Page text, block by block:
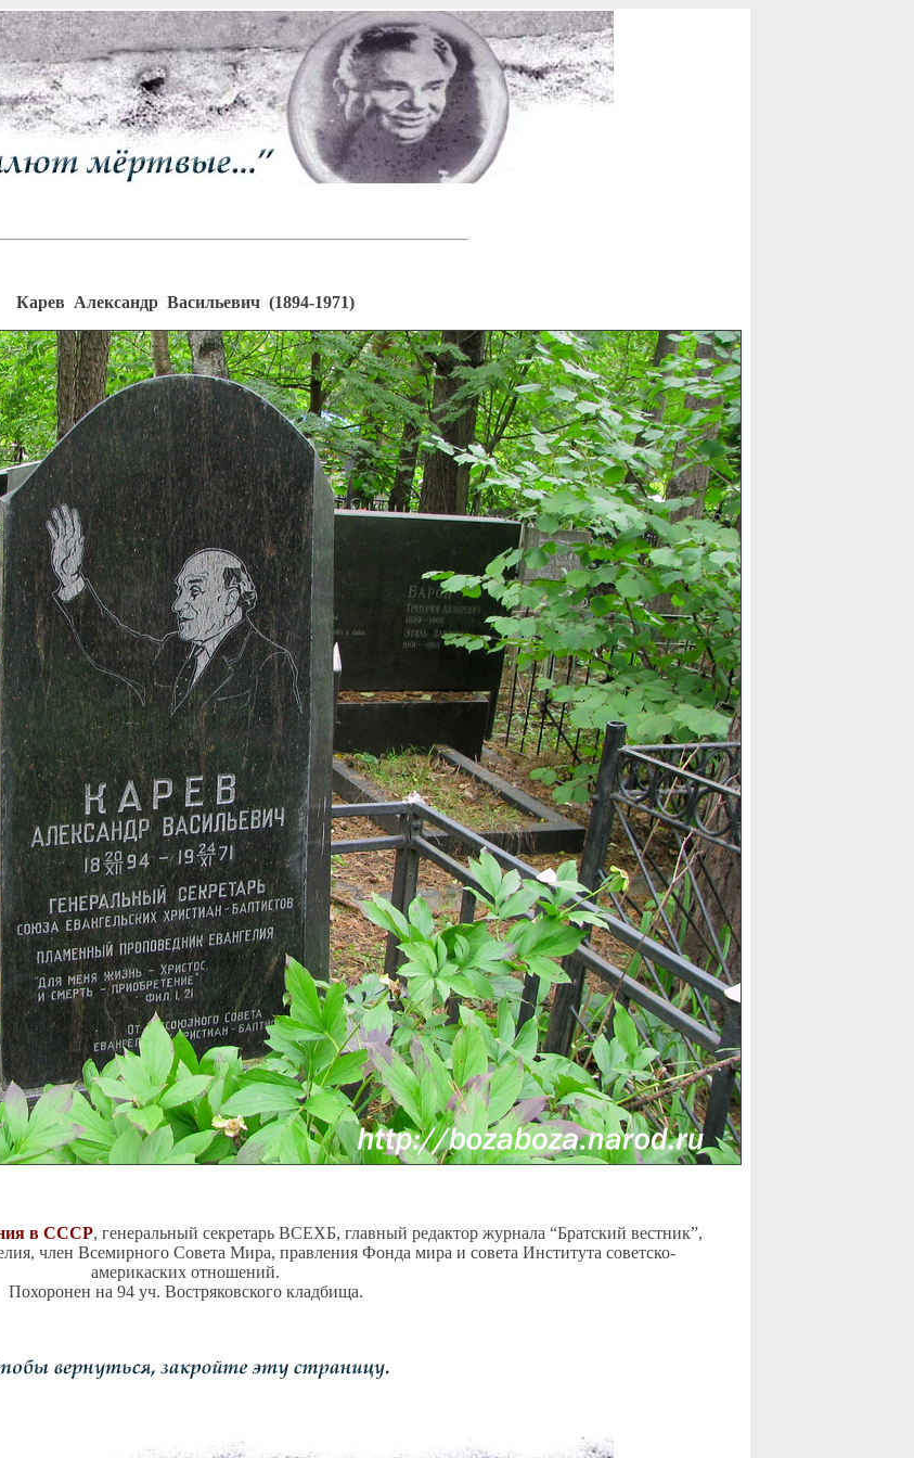
Карев Александр Васильевич (1894-1971)
в СССР, генеральный секретарь ВСЕХБ, главный редактор журнала “Братский вестник”,
член Всемирного Совета Мира, правления Фонда мира и совета Института советско-
америкаских отношений.
Похоронен на 94 уч. Востряковского кладбища.